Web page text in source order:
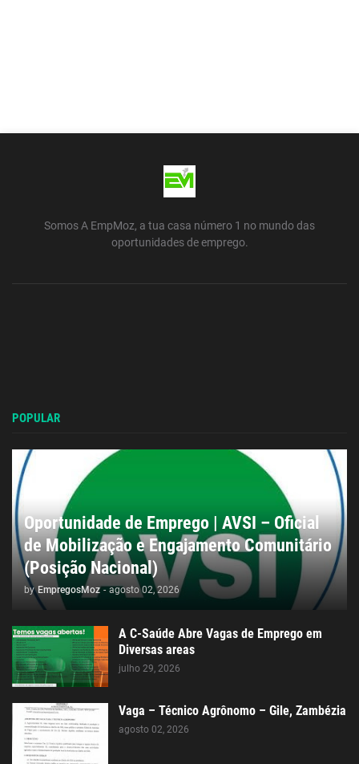
Somos A EmpMoz, a tua casa número 1 no mundo das
oportunidades de emprego.
POPULAR
Oportunidade de Emprego | AVSI – Oficial
de Mobilização e Engajamento Comunitário
(Posição Nacional)
by EmpregosMoz - agosto 02, 2026
A C-Saúde Abre Vagas de Emprego em
Diversas areas
julho 29, 2026
Vaga – Técnico Agrônomo – Gile, Zambézia
agosto 02, 2026